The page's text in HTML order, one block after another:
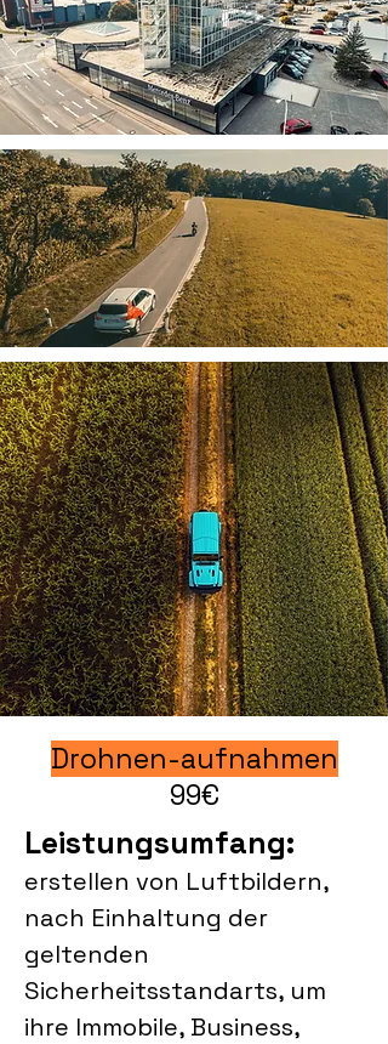
Drohnen-aufnahmen
99€
Leistungsumfang:
erstellen von Luftbildern,
nach Einhaltung der
geltenden
Sicherheitsstandarts, um
ihre Immobile, Business,